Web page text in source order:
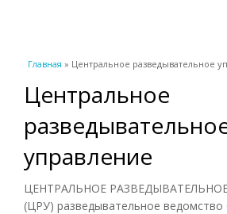
Вы здесь
Главная » Центральное разведывательное
Центральное
управление
ЦЕНТРАЛЬНОЕ
(ЦРУ) разведывательное